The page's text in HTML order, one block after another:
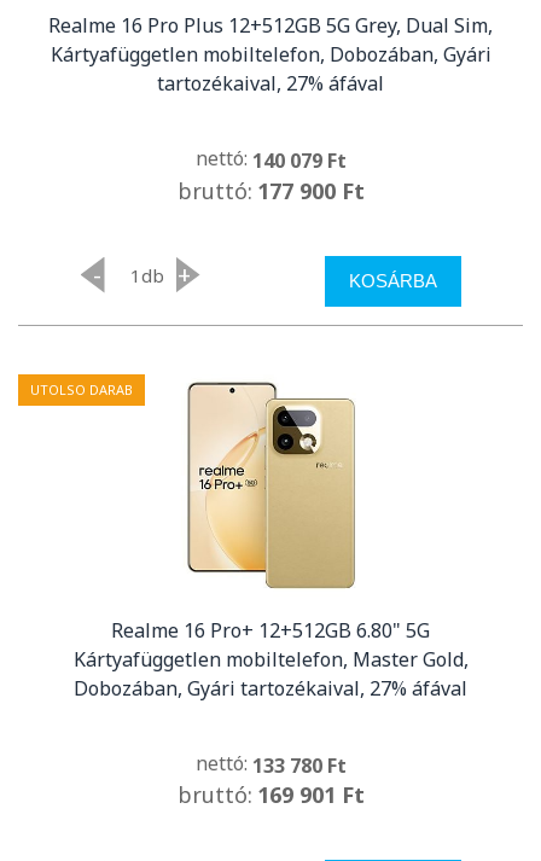
Realme 16 Pro Plus 12+512GB 5G Grey, Dual Sim,
Kártyafüggetlen mobiltelefon, Dobozában, Gyári
tartozékaival, 27% áfával
nettó: 140 079 Ft
bruttó: 177 900 Ft
- db + KOSÁRBA
UTOLSO DARAB
Realme 16 Pro+ 12+512GB 6.80" 5G
Kártyafüggetlen mobiltelefon, Master Gold,
Dobozában, Gyári tartozékaival, 27% áfával
nettó: 133 780 Ft
bruttó: 169 901 Ft